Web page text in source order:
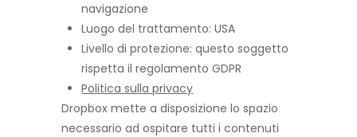
navigazione
Luogo del trattamento: USA
Livello di protezione: questo soggetto
rispetta il regolamento GDPR
Politica sulla privacy
Dropbox mette a disposizione lo spazio
necessario ad ospitare tutti i contenuti